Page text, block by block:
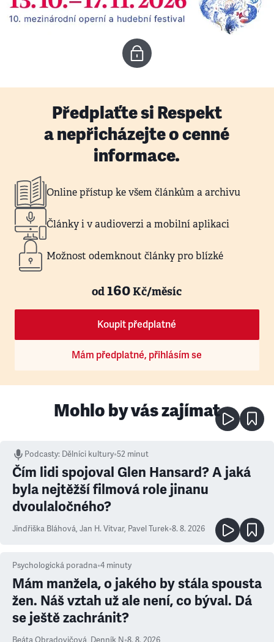
Předplaťte si Respekt
a nepřicházejte o cenné
informace.
Online přístup ke všem článkům a archivu
Články i v audioverzi a mobilní aplikaci
Možnost odemknout články pro blízké
od160Kč/měsíc
Koupit předplatné
Mám předplatné, přihlásím se
Mohlo by vás zajímat
Podcasty: Dělníci kultury•52 minut
Čím lidi spojoval Glen Hansard? A jaká
byla nejtěžší filmová role jinanu
dvoulaločného?
Jindřiška Bláhová, Jan H. Vitvar, Pavel Turek•8. 8. 2026
Psychologická poradna•4 minuty
Mám manžela, o jakého by stála spousta
žen. Náš vztah už ale není, co býval. Dá
se ještě zachránit?